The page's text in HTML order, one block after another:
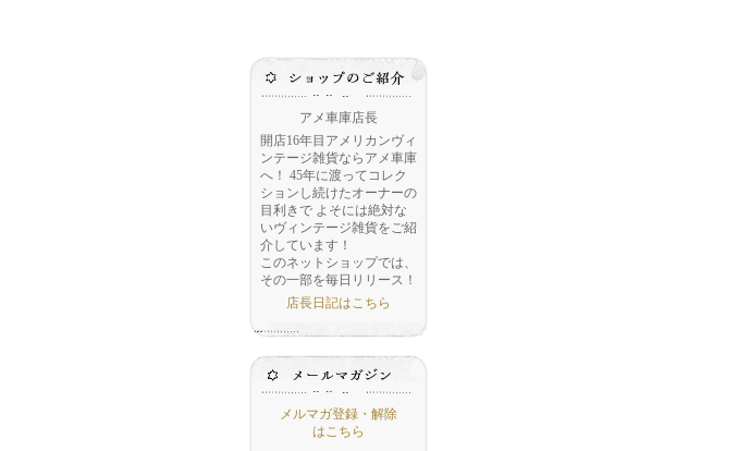
アメ車庫店長
開店16年目アメリカンヴィ
ンテージ雑貨ならアメ車庫
へ！ 45年に渡ってコレク
ションし続けたオーナーの
目利きで よそには絶対な
いヴィンテージ雑貨をご紹
介しています！
このネットショップでは、
その一部を毎日リリース！
店長日記はこちら
メルマガ登録・解除
はこちら